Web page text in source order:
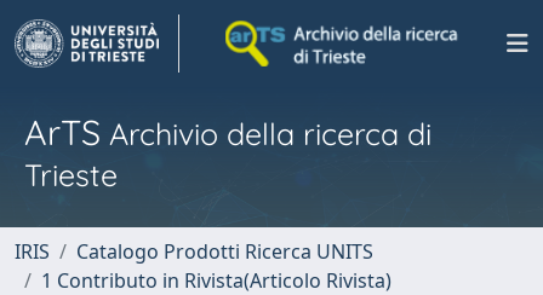
ArTS Archivio della ricerca di
Trieste
IRIS
Catalogo Prodotti Ricerca UNITS
1 Contributo in Rivista(Articolo Rivista)